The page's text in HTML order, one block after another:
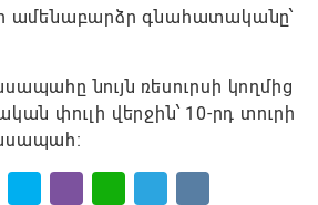
ամենաբարձր գնահատականը՝
նույն ռեսուրսի կողմից
փուլի վերջին՝ 10-րդ տուրի